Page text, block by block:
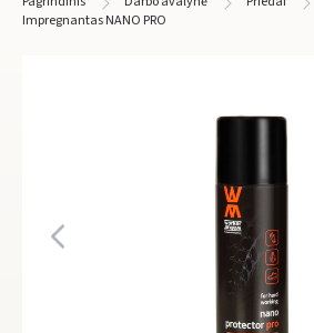
Impregnantas NANO PRO